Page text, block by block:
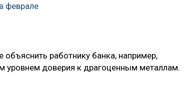
феврале
объяснить работнику банка, например,
уровнем доверия к драгоценным металлам.